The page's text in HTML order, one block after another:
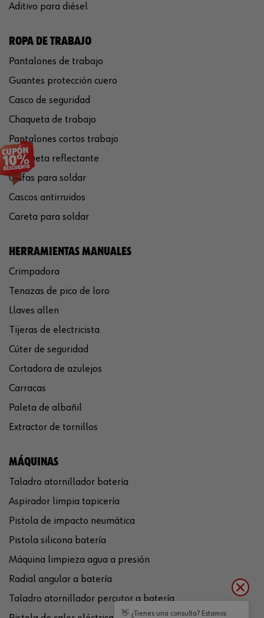
Aditivo para diésel
ROPA DE TRABAJO
Pantalones de trabajo
Guantes protección cuero
Casco de seguridad
Chaqueta de trabajo
Pantalones cortos trabajo
Chaqueta reflectante
Gafas para soldar
Cascos antirruidos
Careta para soldar
HERRAMIENTAS MANUALES
Crimpadora
Tenazas de pico de loro
Llaves allen
Tijeras de electricista
Cúter de seguridad
Cortadora de azulejos
Carracas
Paleta de albañil
Extractor de tornillos
MÁQUINAS
Taladro atornillador batería
Aspirador limpia tapicería
Pistola de impacto neumática
Pistola silicona batería
Máquina limpieza agua a presión
Radial angular a batería
Taladro atornillador percutor a batería
👋 ¿Tienes una consulta? Estamos